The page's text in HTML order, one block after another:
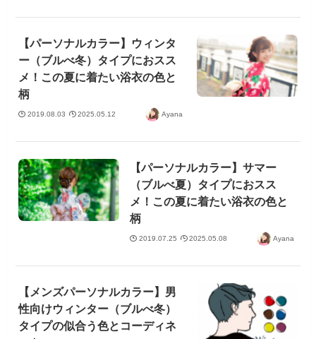
【パーソナルカラー】ウィンタ
ー（ブルべ冬）タイプにおスス
メ！この夏に着たい浴衣の色と
柄
2019.08.03 2025.05.12 Ayana
【パーソナルカラー】サマー
（ブルべ夏）タイプにおスス
メ！この夏に着たい浴衣の色と
柄
2019.07.25 2025.05.08 Ayana
【メンズパーソナルカラー】男
性向けウィンター（ブルべ冬）
タイプの似合う色とコーディネ